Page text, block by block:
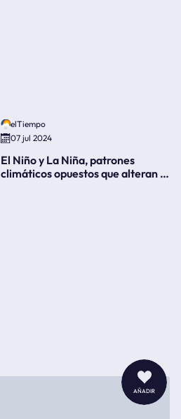
añadir
elTiempo
07 jul 2024
El Niño y La Niña, patrones
climáticos opuestos que alteran la